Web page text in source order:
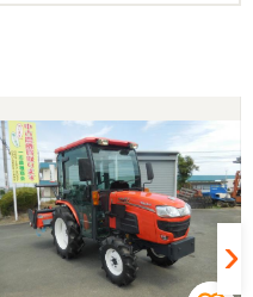
した。 ありがとうござい
た。また購入したいと思